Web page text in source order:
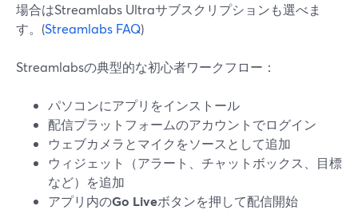
場合はStreamlabs Ultraサブスクリプションも選べま
す。(Streamlabs FAQ)
Streamlabsの典型的な初心者ワークフロー：
パソコンにアプリをインストール
配信プラットフォームのアカウントでログイン
ウェブカメラとマイクをソースとして追加
ウィジェット（アラート、チャットボックス、目標
など）を追加
アプリ内のGo Liveボタンを押して配信開始